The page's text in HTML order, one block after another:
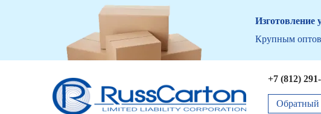
Изготовление
Крупным
+7 (812)
Обратный